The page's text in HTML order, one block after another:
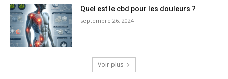
Quel est le cbd pour les douleurs ?
septembre 26, 2024
Voir plus